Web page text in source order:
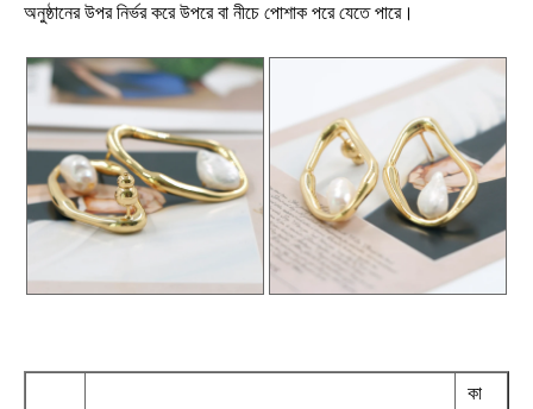
অনুষ্ঠানের উপর নির্ভর করে উপরে বা নীচে পোশাক পরে যেতে পারে।
কা